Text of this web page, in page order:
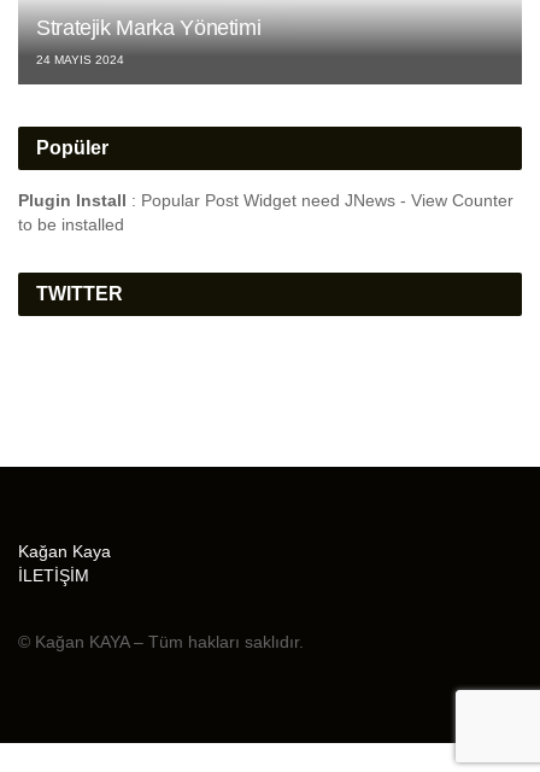
Stratejik Marka Yönetimi
24 MAYIS 2024
Popüler
Plugin Install : Popular Post Widget need JNews - View Counter
to be installed
TWITTER
Kağan Kaya
İLETİŞİM
© Kağan KAYA – Tüm hakları saklıdır.